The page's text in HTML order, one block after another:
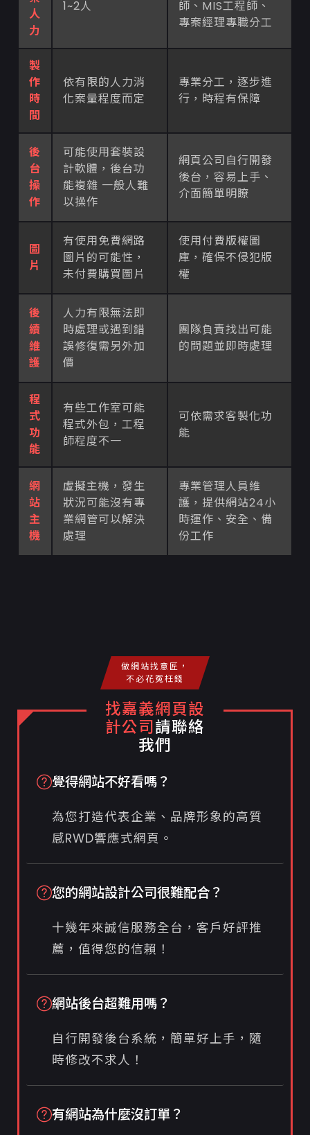
人
力
1~2人
師、MIS工程師、
專案經理專職分工
製
作
時
間
依有限的人力消
化案量程度而定
專業分工，逐步進
行，時程有保障
後
台
操
作
可能使用套裝設
計軟體，後台功
能複雜 一般人難
以操作
網頁公司自行開發
後台，容易上手、
介面簡單明瞭
圖
片
有使用免費網路
圖片的可能性，
未付費購買圖片
使用付費版權圖
庫，確保不侵犯版
權
後
續
維
護
人力有限無法即
時處理或遇到錯
誤修復需另外加
價
團隊負責找出可能
的問題並即時處理
程
式
功
能
有些工作室可能
程式外包，工程
師程度不一
可依需求客製化功
能
網
站
主
機
虛擬主機，發生
狀況可能沒有專
業網管可以解決
處理
專業管理人員維
護，提供網站24小
時運作、安全、備
份工作
做網站找意匠，
不必花冤枉錢
找嘉義網頁設
計公司請聯絡
我們
覺得網站不好看嗎？
為您打造代表企業、品牌形象的高質
感RWD響應式網頁。
您的網站設計公司很難配合？
十幾年來誠信服務全台，客戶好評推
薦，值得您的信賴！
網站後台超難用嗎？
自行開發後台系統，簡單好上手，隨
時修改不求人！
有網站為什麼沒訂單？